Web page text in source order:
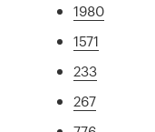
1980
1571
233
267